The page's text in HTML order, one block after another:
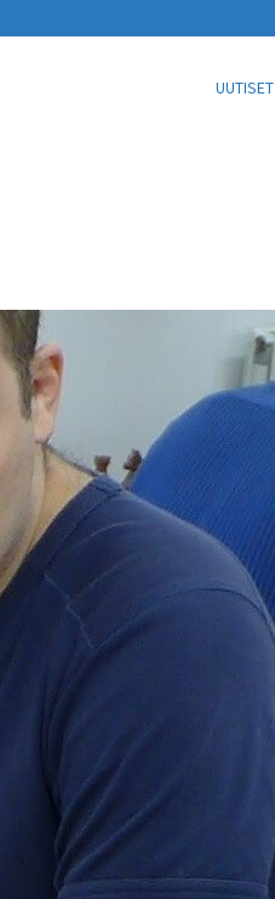
UUTISET